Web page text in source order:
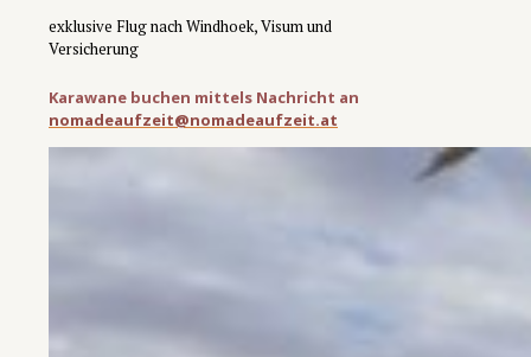
exklusive Flug nach Windhoek, Visum und
Versicherung
Karawane buchen mittels Nachricht an
nomadeaufzeit@nomadeaufzeit.at